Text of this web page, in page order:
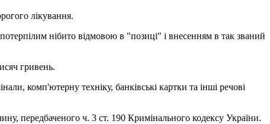
лікування.
нібито відмовою в "позиці" і внесенням в так званий
гривень.
комп'ютерну техніку, банківські картки та інші речові
передбаченого ч. 3 ст. 190 Кримінального кодексу України.